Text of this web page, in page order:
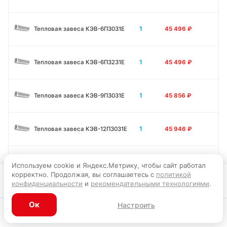
Главная
Тепловая завеса КЭВ-6П3031E 1 45 496 ₽
Тепловая завеса КЭВ-6П3231E 1 45 496 ₽
Тепловая завеса КЭВ-9П3031E 1 45 856 ₽
Тепловая завеса КЭВ-12П3031E 1 45 946 ₽
Тепловая завеса КЭВ-9П3011E 56 295 ₽
Тепловая завеса КЭВ-12П3011E
Используем cookie и Яндекс.Метрику, чтобы сайт работал
корректно. Продолжая, вы соглашаетесь с политикой
конфиденциальности и рекомендательными технологиями.
Ок Настроить
Запросить цену